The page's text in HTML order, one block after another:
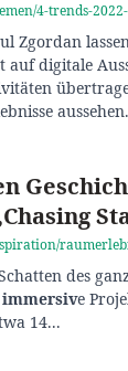
4-trends-
Zgordan
auf digitale
des
immersive
14...